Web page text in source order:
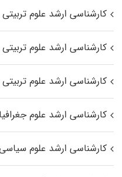
کارشناسی ارشد علوم تربیتی
کارشناسی ارشد علوم تربیتی ۲
کارشناسی ارشد علوم تربیتی ۳
کارشناسی ارشد علوم
کارشناسی ارشد علوم